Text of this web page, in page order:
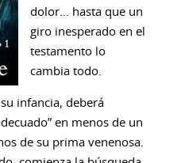
dolor… hasta que un
giro inesperado en el
testamento lo
cambia todo.
infancia, deberá
en menos de un
de su prima venenosa.